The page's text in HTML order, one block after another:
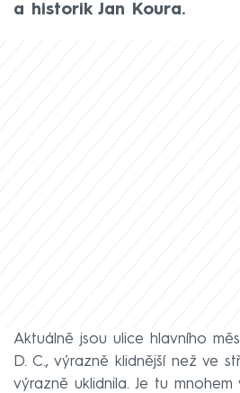
a historik Jan Koura.
Aktuálně jsou ulice hlavního
D. C., výrazně klidnější než ve
výrazně uklidnila. Je tu mnohem